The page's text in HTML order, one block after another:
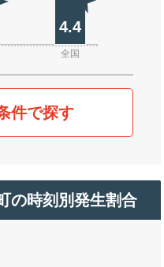
4.4
全国
件で探す
の時刻別発生割合